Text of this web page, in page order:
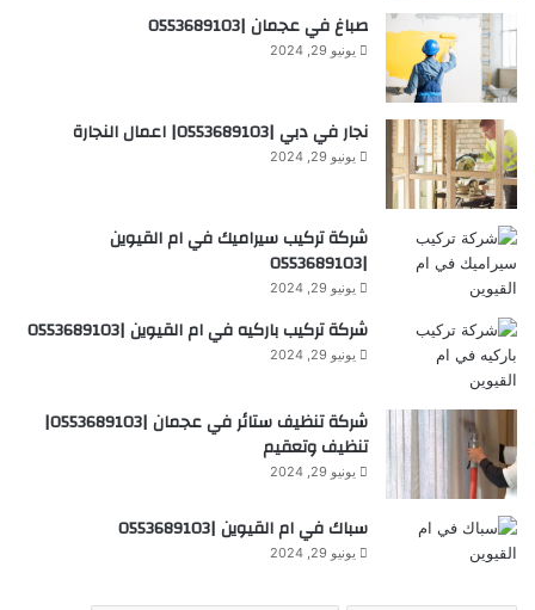
صباغ في عجمان |0553689103
يونيو 29, 2024
نجار في دبي |0553689103| اعمال النجارة
يونيو 29, 2024
شركة تركيب سيراميك في ام القيوين
|0553689103
يونيو 29, 2024
شركة تركيب باركيه في ام القيوين |0553689103
يونيو 29, 2024
شركة تنظيف ستائر في عجمان |0553689103|
تنظيف وتعقيم
يونيو 29, 2024
سباك في ام القيوين |0553689103
يونيو 29, 2024